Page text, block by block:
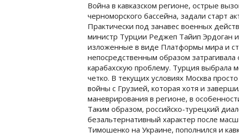
Война в кавказском регионе, острые
черноморского бассейна, задали старт
Практически под занавес военных
министр Турции Реджеп Тайип Эрдоган
изложенные в виде Платформы мира и
непосредственным образом
карабахскую проблему. Турция выбрала
четко. В текущих условиях Москва
войны с Грузией, которая хотя и
маневрирования в регионе, в
Таким образом, российско-турецкий
безальтернативный характер после
Тимошенко на Украине, пополнился и